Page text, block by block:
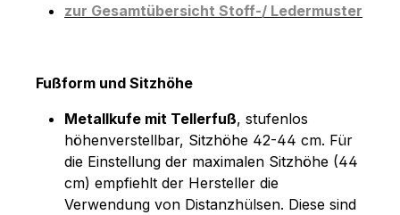
zur Gesamtübersicht Stoff-/ Ledermuster
Fußform und Sitzhöhe
Metallkufe mit Tellerfuß, stufenlos
höhenverstellbar, Sitzhöhe 42-44 cm. Für
die Einstellung der maximalen Sitzhöhe (44
cm) empfiehlt der Hersteller die
Verwendung von Distanzhülsen. Diese sind